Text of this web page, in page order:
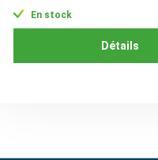
En stock
Détails